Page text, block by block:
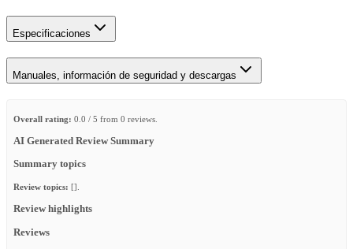
Especificaciones
Manuales, información de seguridad y descargas
Overall rating: 0.0 / 5 from 0 reviews.
AI Generated Review Summary
Summary topics
Review topics: [].
Review highlights
Reviews